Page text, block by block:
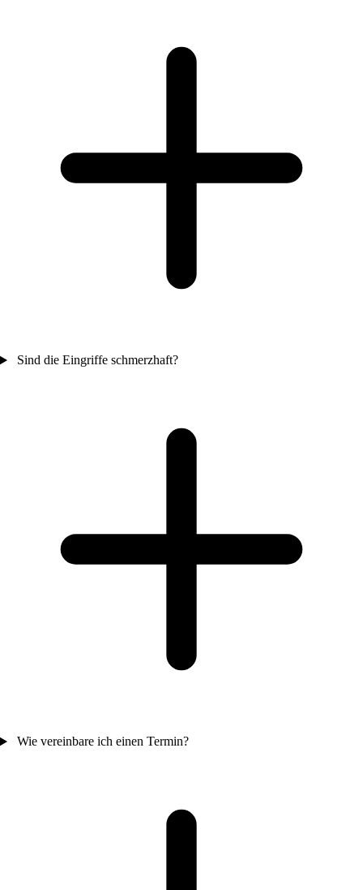
Sind die Eingriffe schmerzhaft?
Wie vereinbare ich einen Termin?